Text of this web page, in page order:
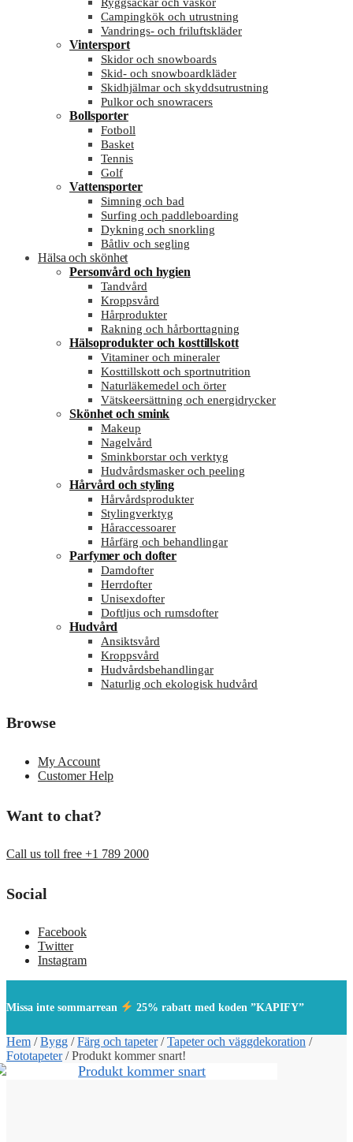
Campingkök och utrustning
Vandrings- och friluftskläder
Vintersport
Skidor och snowboards
Skid- och snowboardkläder
Skidhjälmar och skyddsutrustning
Pulkor och snowracers
Bollsporter
Fotboll
Basket
Tennis
Golf
Vattensporter
Simning och bad
Surfing och paddleboarding
Dykning och snorkling
Båtliv och segling
Hälsa och skönhet
Personvård och hygien
Tandvård
Kroppsvård
Hårprodukter
Rakning och hårborttagning
Hälsoprodukter och kosttillskott
Vitaminer och mineraler
Kosttillskott och sportnutrition
Naturläkemedel och örter
Vätskeersättning och energidrycker
Skönhet och smink
Makeup
Nagelvård
Sminkborstar och verktyg
Hudvårdsmasker och peeling
Hårvård och styling
Hårvårdsprodukter
Stylingverktyg
Håraccessoarer
Hårfärg och behandlingar
Parfymer och dofter
Damdofter
Herrdofter
Unisexdofter
Doftljus och rumsdofter
Hudvård
Ansiktsvård
Kroppsvård
Hudvårdsbehandlingar
Naturlig och ekologisk hudvård
Browse
My Account
Customer Help
Want to chat?
Call us toll free +1 789 2000
Social
Facebook
Twitter
Instagram
Missa inte sommarrean 25% rabatt med koden ”KAPIFY”
Hem /Bygg /Färg och tapeter/Tapeter och väggdekoration /
Fototapeter/Produkt kommer snart!